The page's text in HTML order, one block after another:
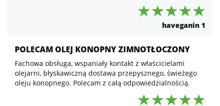
haveganin 1
POLECAM OLEJ KONOPNY ZIMNOTŁOCZONY
Fachowa obsługa, wspaniały kontakt z właścicielami
olejarni, błyskawiczną dostawa przepysznego, świeżego
oleju konopnego. Polecam z całą odpowiedzialnością.